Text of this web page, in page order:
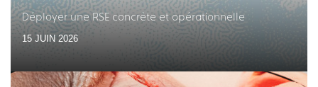
Déployer une RSE concrète et opérationnelle
15 JUIN 2026